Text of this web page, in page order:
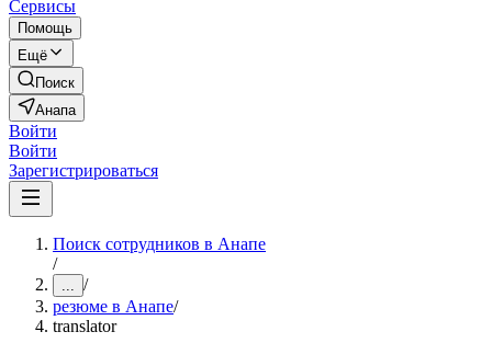
Сервисы
Помощь
Ещё
Поиск
Анапа
Войти
Войти
Зарегистрироваться
Поиск сотрудников в Анапе
/
... /
резюме в Анапе/
translator